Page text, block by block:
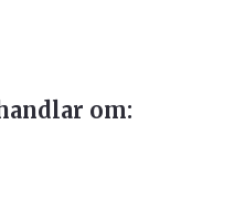
om: